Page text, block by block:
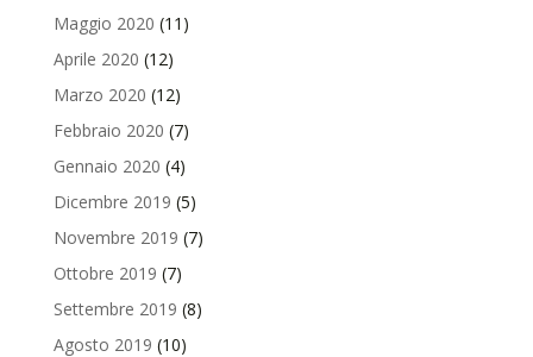
Maggio 2020 (11)
Aprile 2020 (12)
Marzo 2020 (12)
Febbraio 2020 (7)
Gennaio 2020 (4)
Dicembre 2019 (5)
Novembre 2019 (7)
Ottobre 2019 (7)
Settembre 2019 (8)
Agosto 2019 (10)